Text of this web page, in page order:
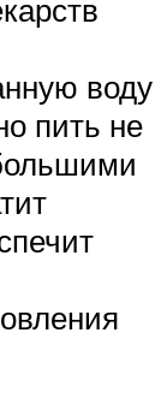
воду
пить не